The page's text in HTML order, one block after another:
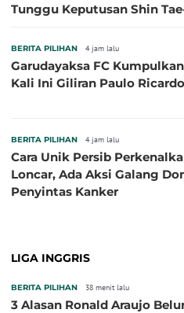
Tunggu Keputusan Shin
BERITA PILIHAN 4 jam lalu
Garudayaksa FC
Kali Ini Giliran Paulo Ricardo
BERITA PILIHAN 4 jam lalu
Cara Unik Persib
Loncar, Ada Aksi Galang
Penyintas Kanker
LIGA INGGRIS
BERITA PILIHAN 38 menit lalu
3 Alasan Ronald Araujo